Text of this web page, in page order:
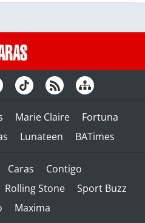
Marie Claire
Fortuna
Lunateen BATimes
Caras
Contigo
Rolling Stone
Sport Buzz
Maxima